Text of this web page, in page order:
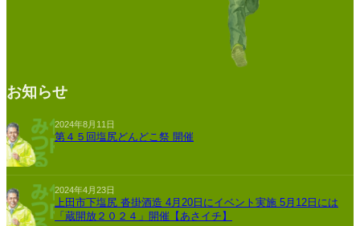
お知らせ
2024年8月11日
第４５回塩尻どんどこ祭 開催
2024年4月23日
上田市下塩尻 沓掛酒造 4月20日にイベント実施 5月12日には
「蔵開放２０２４」開催【あさイチ】